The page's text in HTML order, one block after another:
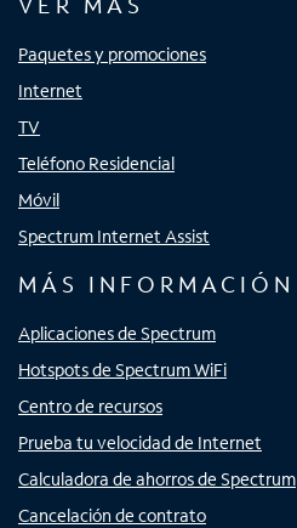
Paquetes y promociones
Internet
TV
Teléfono Residencial
Móvil
Spectrum Internet Assist
MÁS INFORMACIÓN
Aplicaciones de Spectrum
Hotspots de Spectrum WiFi
Centro de recursos
Prueba tu velocidad de Internet
Calculadora de ahorros de Spectrum
Cancelación de contrato